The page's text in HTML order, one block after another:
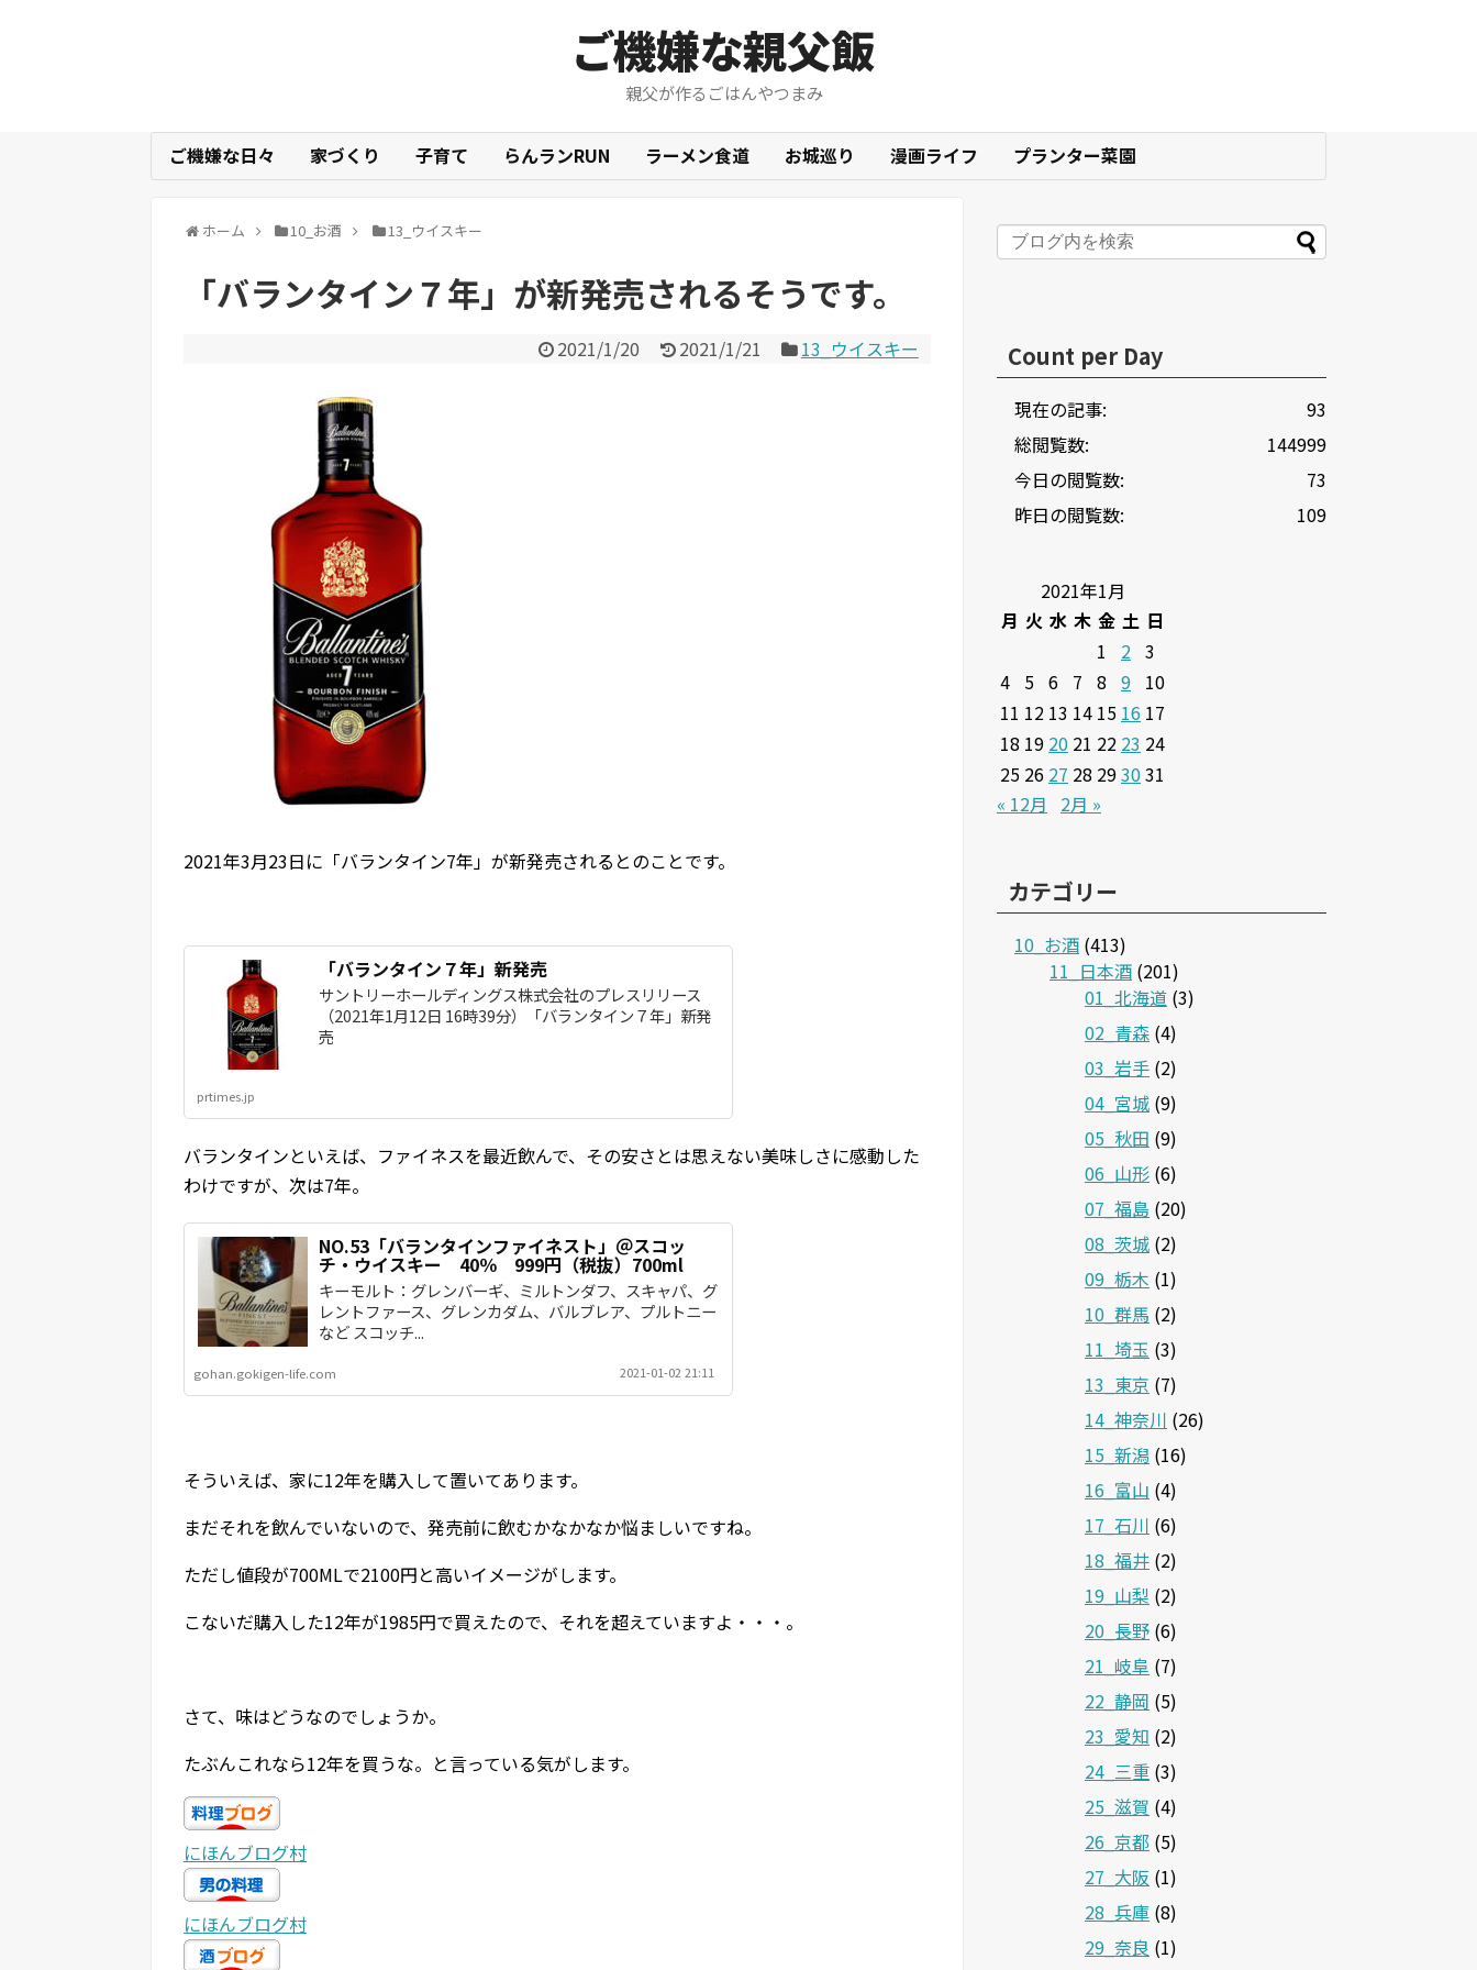
ご機嫌な親父飯
親父が作るごはんやつまみ
ご機嫌な日々 家づくり 子育て らんランRUN ラーメン食道 お城巡り 漫画ライフ プランター菜園
ホーム 10_お酒 13_ウイスキー
「バランタイン７年」が新発売されるそうです。
2021/1/20 2021/1/21 13_ウイスキー
2021年3月23日に「バランタイン7年」が新発売されるとのことです。
「バランタイン７年」新発売
サントリーホールディングス株式会社のプレスリリース
（2021年1月12日 16時39分）「バランタイン７年」新発
売
prtimes.jp
バランタインといえば、ファイネスを最近飲んで、その安さとは思えない美味しさに感動した
わけですが、次は7年。
NO.53「バランタインファイネスト」＠スコッ
チ・ウイスキー 40％ 999円（税抜）700ml
キーモルト：グレンバーギ、ミルトンダフ、スキャパ、グ
レントファース、グレンカダム、バルブレア、プルトニー
など スコッチ...
gohan.gokigen-life.com 2021-01-02 21:11
そういえば、家に12年を購入して置いてあります。
まだそれを飲んでいないので、発売前に飲むかなかなか悩ましいですね。
ただし値段が700MLで2100円と高いイメージがします。
こないだ購入した12年が1985円で買えたので、それを超えていますよ・・・。
さて、味はどうなのでしょうか。
たぶんこれなら12年を買うな。と言っている気がします。
にほんブログ村
にほんブログ村
Count per Day
93
現在の記事:
144999
総閲覧数:
73
今日の閲覧数:
109
昨日の閲覧数:
2021年1月
月 火 水 木 金 土 日
1
2 3
4 5 6 7 8 9 10
11 12 13 14 15 16 17
18 19 20 21 22 23 24
25 26 27 28 293031
« 12月
2月 »
カテゴリー
10_お酒 (413)
11_日本酒 (201)
01_北海道 (3)
02_青森 (4)
03_岩手 (2)
04_宮城 (9)
05_秋田 (9)
06_山形 (6)
07_福島 (20)
08_茨城 (2)
09_栃木 (1)
10_群馬 (2)
11_埼玉 (3)
13_東京 (7)
14_神奈川 (26)
15_新潟 (16)
16_富山 (4)
17_石川 (6)
18_福井 (2)
19_山梨 (2)
20_長野 (6)
21_岐阜 (7)
22_静岡 (5)
23_愛知 (2)
24_三重 (3)
25_滋賀 (4)
26_京都 (5)
27_大阪 (1)
28_兵庫 (8)
29_奈良 (1)